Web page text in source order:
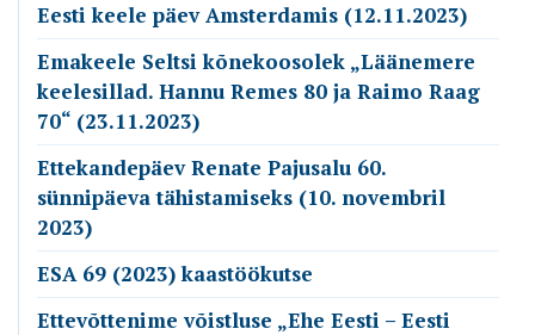
Eesti keele päev Amsterdamis (12.11.2023)
Emakeele Seltsi kõnekoosolek „Läänemere
keelesillad. Hannu Remes 80 ja Raimo Raag
70“ (23.11.2023)
Ettekandepäev Renate Pajusalu 60.
sünnipäeva tähistamiseks (10. novembril
2023)
ESA 69 (2023) kaastöökutse
Ettevõttenime võistluse „Ehe Eesti – Eesti